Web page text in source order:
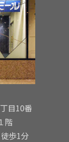
目10番
階
歩1分